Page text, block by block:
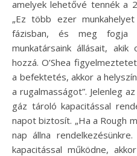
amelyek lehetővé tennék a
„Ez több ezer
fázisban, és meg fogja
munkatársaink állásait,
hozzá. O’Shea
a befektetés, akkor a
a rugalmasságot”. Jelenleg
gáz tároló kapacitással
napot biztosít. „Ha a Rough
nap állna
kapacitással működne,